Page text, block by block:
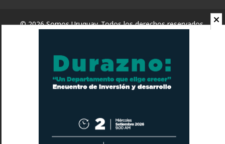
© 2026 Somos Uruguay. Todos los derechos reservados.